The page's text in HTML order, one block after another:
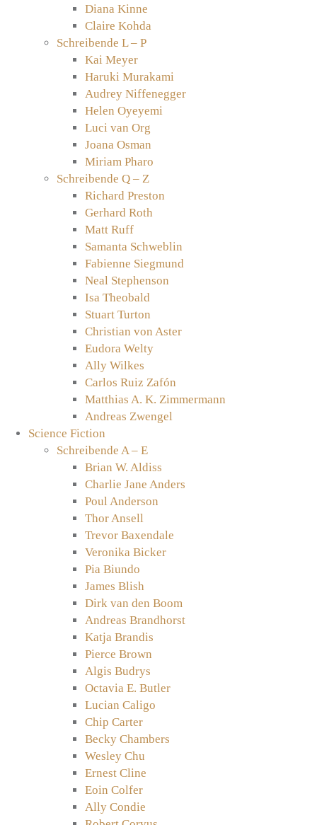
Diana Kinne
Claire Kohda
Schreibende L – P
Kai Meyer
Haruki Murakami
Audrey Niffenegger
Helen Oyeyemi
Luci van Org
Joana Osman
Miriam Pharo
Schreibende Q – Z
Richard Preston
Gerhard Roth
Matt Ruff
Samanta Schweblin
Fabienne Siegmund
Neal Stephenson
Isa Theobald
Stuart Turton
Christian von Aster
Eudora Welty
Ally Wilkes
Carlos Ruiz Zafón
Matthias A. K. Zimmermann
Andreas Zwengel
Science Fiction
Schreibende A – E
Brian W. Aldiss
Charlie Jane Anders
Poul Anderson
Thor Ansell
Trevor Baxendale
Veronika Bicker
Pia Biundo
James Blish
Dirk van den Boom
Andreas Brandhorst
Katja Brandis
Pierce Brown
Algis Budrys
Octavia E. Butler
Lucian Caligo
Chip Carter
Becky Chambers
Wesley Chu
Ernest Cline
Eoin Colfer
Ally Condie